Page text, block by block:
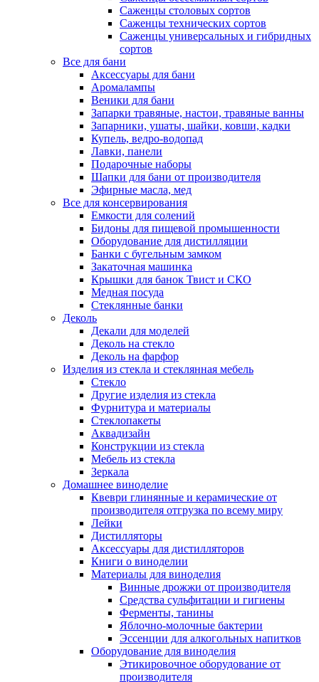
Саженцы столовых сортов
Саженцы технических сортов
Саженцы универсальных и гибридных
сортов
Все для бани
Аксессуары для бани
Аромалампы
Веники для бани
Запарки травяные, настои, травяные ванны
Запарники, ушаты, шайки, ковши, кадки
Купель, ведро-водопад
Лавки, панели
Подарочные наборы
Шапки для бани от производителя
Эфирные масла, мед
Все для консервирования
Емкости для солений
Бидоны для пищевой промышенности
Оборудование для дистилляции
Банки с бугельным замком
Закаточная машинка
Крышки для банок Твист и СКО
Медная посуда
Стеклянные банки
Деколь
Декали для моделей
Деколь на стекло
Деколь на фарфор
Изделия из стекла и стеклянная мебель
Стекло
Другие изделия из стекла
Фурнитура и материалы
Стеклопакеты
Аквадизайн
Конструкции из стекла
Мебель из стекла
Зеркала
Домашнее виноделие
Квеври глинянные и керамические от
производителя отгрузка по всему миру
Лейки
Дистилляторы
Аксессуары для дистилляторов
Книги о виноделии
Материалы для виноделия
Винные дрожжи от производителя
Средства сульфитации и гигиены
Ферменты, танины
Яблочно-молочные бактерии
Эссенции для алкогольных напитков
Оборудование для виноделия
Этикировочное оборудование от
производителя